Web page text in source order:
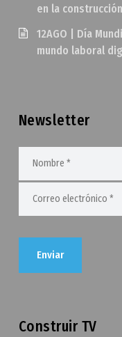
en la construcción
12AGO | Día
mundo laboral
Newsletter
Construir TV